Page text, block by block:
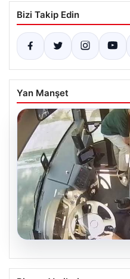
Bizi Takip Edin
Yan Manşet
Otobüste